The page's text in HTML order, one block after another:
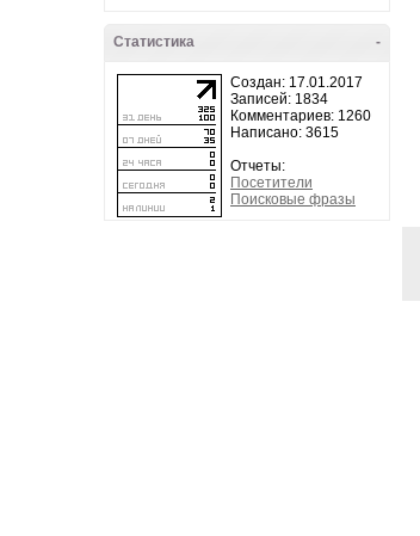
-
Статистика
Создан: 17.01.2017
Записей: 1834
Комментариев: 1260
Написано: 3615
Отчеты:
Посетители
Поисковые фразы